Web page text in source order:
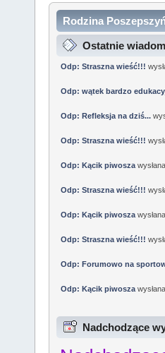
Rodzina
Ostatnie
Odp: Straszna wieść!!!
Odp: wątek bardzo
Odp: Refleksja na dziś...
Odp: Straszna wieść!!!
Odp: Kącik piwosza
Odp: Straszna wieść!!!
Odp: Kącik piwosza
Odp: Straszna wieść!!!
Odp: Forumowo na
Odp: Kącik piwosza
Nadchodzące